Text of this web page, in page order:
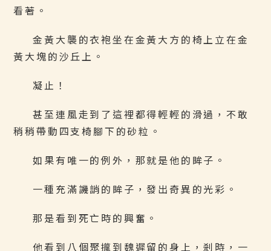
看著。
金黃大襲的衣袍坐在金黃大方的椅上立在金
黃大塊的沙丘上。
凝止！
甚至連風走到了這裡都得輕輕的滑過，不敢
稍稍帶動四支椅腳下的砂粒。
如果有唯一的例外，那就是他的眸子。
一種充滿譏誚的眸子，發出奇異的光彩。
那是看到死亡時的興奮。
他看到八個聚攏到魏遲留的身上，剎時，一